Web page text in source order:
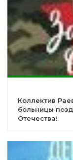
Коллектив
больницы
Отечества!